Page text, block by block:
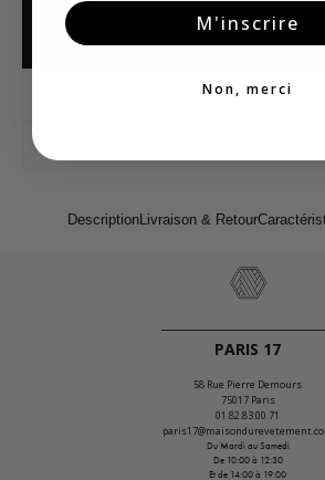
AJOUTER AU PANIER
DescriptionLivraison & Retour
PARIS 17
58 Rue Pierre Demours
75017 Paris
01.82.83.00.71
Du Mardi au Samedi
De 10:00 à 12:30
Et de 14:00 à 19:00
M'inscrire
Non, merci